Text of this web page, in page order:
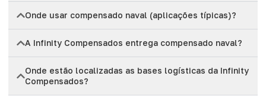
Onde usar compensado naval (aplicações típicas)?
A Infinity Compensados entrega compensado naval?
Onde estão localizadas as bases logísticas da Infinity
Compensados?